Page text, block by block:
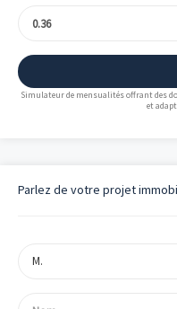
Simulateur de mensualités offrant des
et
Parlez de votre projet
M.